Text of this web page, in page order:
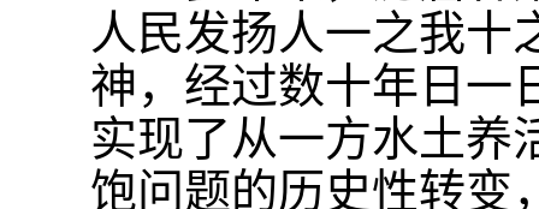
人民发扬人一之我十
神，经过数十年日一
实现了从一方水土养
饱问题的历史性转变